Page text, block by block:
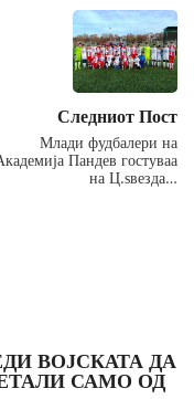
Следниот Пост
Млади фудбалери на
Пандев гостуваа
на Ц.ѕвезда…
ВОЈСКАТА ДА
САМО ОД